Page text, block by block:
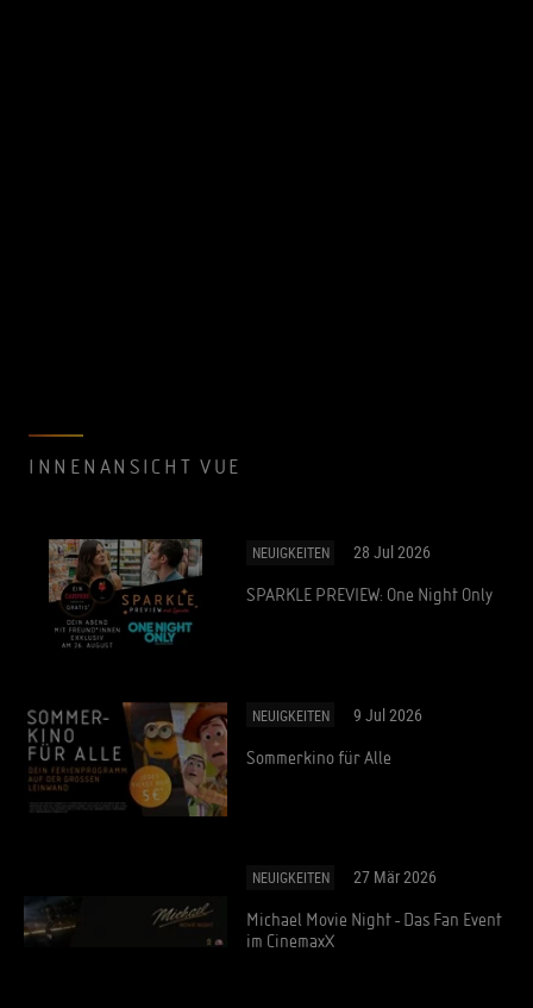
INNENANSICHT VUE
NEUIGKEITEN 28 Jul 2026
SPARKLE PREVIEW: One Night Only
NEUIGKEITEN 9 Jul 2026
Sommerkino für Alle
NEUIGKEITEN 27 Mär 2026
Michael Movie Night - Das Fan Event
im CinemaxX